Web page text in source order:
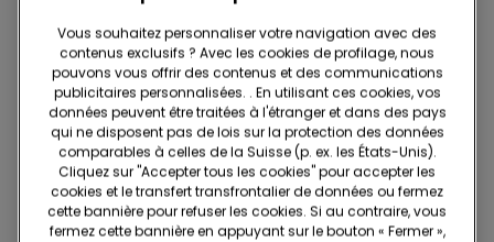
-70% -70%
Vous souhaitez personnaliser votre navigation avec des
contenus exclusifs ? Avec les cookies de profilage, nous
pouvons vous offrir des contenus et des communications
publicitaires personnalisées. . En utilisant ces cookies, vos
données peuvent être traitées à l'étranger et dans des pays
qui ne disposent pas de lois sur la protection des données
comparables à celles de la Suisse (p. ex. les États-Unis).
Cliquez sur "Accepter tous les cookies" pour accepter les
cookies et le transfert transfrontalier de données ou fermez
cette bannière pour refuser les cookies. Si au contraire, vous
fermez cette bannière en appuyant sur le bouton « Fermer »,